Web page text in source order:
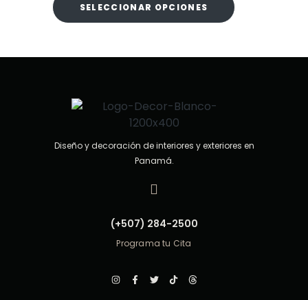
o
e
n
5
SELECCIONAR OPCIONES
Diseño y decoración de interiores y exteriores en
Panamá.
(+507) 284-2500
Programa tu Cita